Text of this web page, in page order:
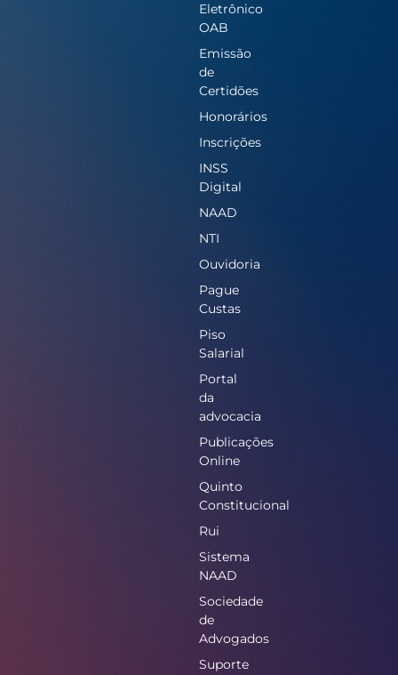
Eletrônico
OAB
Emissão
de
Certidões
Honorários
Inscrições
INSS
Digital
NAAD
NTI
Ouvidoria
Pague
Custas
Piso
Salarial
Portal
da
advocacia
Publicações
Online
Quinto
Constitucional
Rui
Sistema
NAAD
Sociedade
de
Advogados
Suporte